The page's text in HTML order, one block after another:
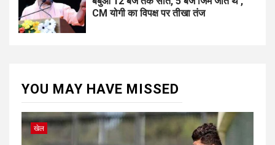
CM योगी का विपक्ष पर तीखा तंज
YOU MAY HAVE MISSED
खेल